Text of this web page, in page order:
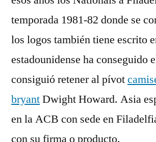
temporada 1981-82 donde se
los logos también tiene escrito
estadounidense ha conseguido
consiguió retener al pívot
bryantDwight Howard. Asia
en la ACB con sede en
con su firma o producto.